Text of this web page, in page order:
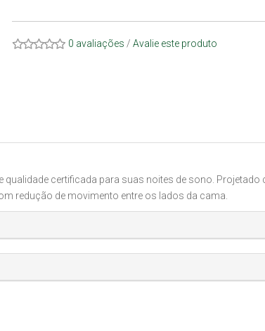
0 avaliações / Avalie este produto
certificada para suas noites de sono. Projetado
redução de movimento entre os lados da cama.